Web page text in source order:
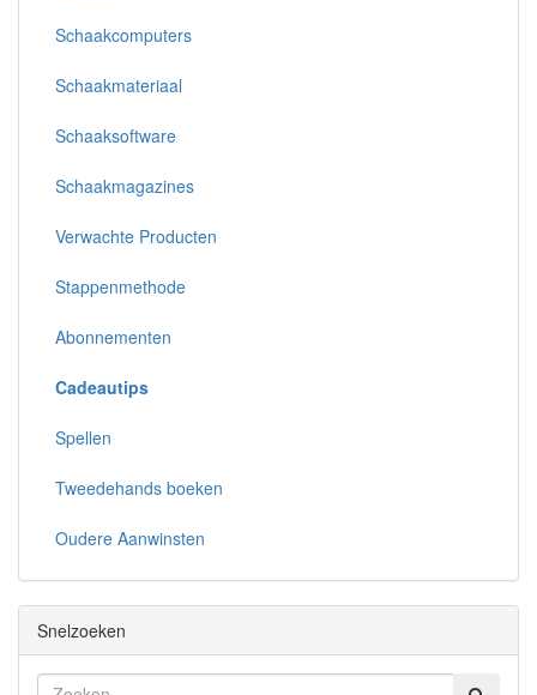
Schaakcomputers
Schaakmateriaal
Schaaksoftware
Schaakmagazines
Verwachte Producten
Stappenmethode
Abonnementen
Cadeautips
Spellen
Tweedehands boeken
Oudere Aanwinsten
Snelzoeken